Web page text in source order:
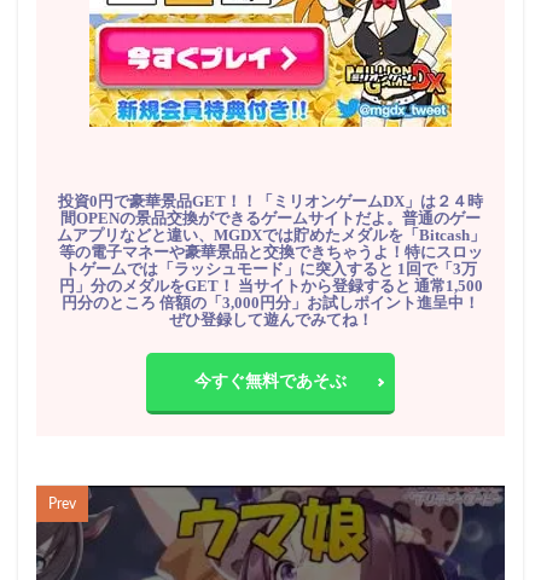
投資0円で豪華景品GET！！「ミリオンゲームDX」は２４時
間OPENの景品交換ができるゲームサイトだよ。普通のゲー
ムアプリなどと違い、MGDXでは貯めたメダルを「Bitcash」
等の電子マネーや豪華景品と交換できちゃうよ！特にスロッ
トゲームでは「ラッシュモード」に突入すると 1回で「3万
円」分のメダルをGET！ 当サイトから登録すると 通常1,500
円分のところ 倍額の「3,000円分」お試しポイント進呈中！
ぜひ登録して遊んでみてね！
今すぐ無料であそぶ
Prev